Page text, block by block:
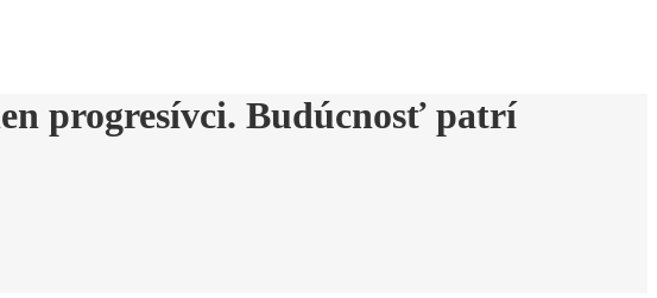
progresívci. Budúcnosť patrí